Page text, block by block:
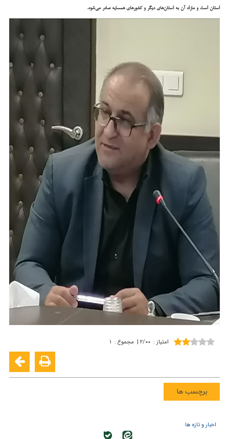
استان است و مازاد آن به استان‌های دیگر و کشورهای همسایه صادر می‌شود.
امتیاز : ۲/۰۰ | مجموع : ۱
برچسب ها
اخبار و تازه ها